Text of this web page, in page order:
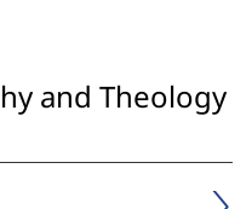
and Theology